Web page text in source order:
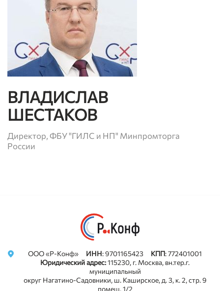
ВЛАДИСЛАВ
ШЕСТАКОВ
Директор, ФБУ "ГИЛС и НП" Минпромторга
России
ООО «Р-Конф» ИНН: 9701165423 КПП: 772401001
Юридический адрес:115230, г. Москва, вн.тер.г.
муниципальный
округ Нагатино-Садовники, ш. Каширское, д. 3, к. 2, стр. 9
помещ. 1/2
Privacy notice